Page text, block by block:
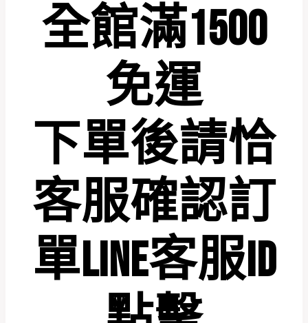
全館滿1500
免運
下單後請恰
客服確認訂
單LINE客服ID